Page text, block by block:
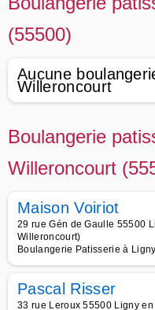
(55500)
Aucune
Willeroncourt
Boulangerie
Willeroncourt
Maison Voiriot
29 rue Gén de Gaulle 55500
Willeroncourt)
Boulangerie Patisserie à
Pascal Risser
33 rue Leroux 55500 Ligny